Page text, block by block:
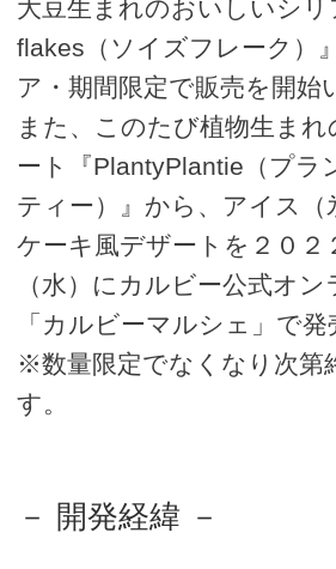
大豆生まれのおいしいシリ
flakes（ソイズフレーク）
ア・期間限定で販売を開始
また、このたび植物生ま
ート『PlantyPlantie（プラ
ティー）』から、アイス（
ケーキ風デザートを２０２
（水）にカルビー公式オ
「カルビーマルシェ」で発
※数量限定でなくなり次第
す。
－ 開発経緯 －